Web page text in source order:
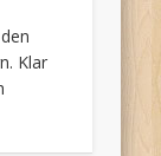
Klar